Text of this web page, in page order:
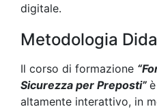
digitale.
Metodologia
Il corso di formazione
Sicurezza per Preposti”
altamente interattivo, in